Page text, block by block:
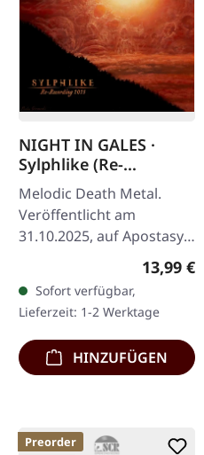
Preis:
NIGHT IN GALES ·
Sylphlike (Re-
Recorded) | DIGIPAK
CD
Melodic Death Metal.
Veröffentlicht am
31.10.2025, auf Apostasy
Records. Neuaufnahme
Klassikers. CD im Digipak.
Seit ihrer…
13,99 €
Sofort verfügbar,
Lieferzeit: 1-2 Werktage
HINZUFÜGEN
Preorder